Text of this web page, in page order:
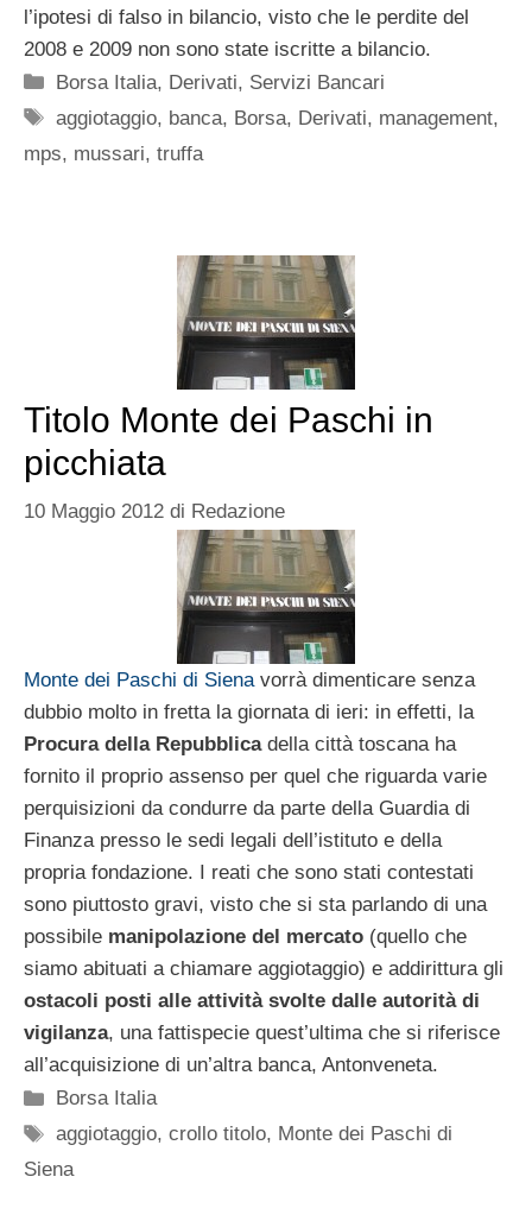
l’ipotesi di falso in bilancio, visto che le perdite del
2008 e 2009 non sono state iscritte a bilancio.
Categorie
Borsa Italia, Derivati, Servizi Bancari
Tag
aggiotaggio, banca, Borsa, Derivati, management,
mps, mussari, truffa
Titolo Monte dei Paschi in
picchiata
10 Maggio 2012 di Redazione
Monte dei Paschi di Sienavorrà dimenticare senza
dubbio molto in fretta la giornata di ieri: in effetti, la
Procura della Repubblicadella città toscana ha
fornito il proprio assenso per quel che riguarda varie
perquisizioni da condurre da parte della Guardia di
Finanza presso le sedi legali dell’istituto e della
propria fondazione. I reati che sono stati contestati
sono piuttosto gravi, visto che si sta parlando di una
possibile manipolazione del mercato (quello che
siamo abituati a chiamare aggiotaggio) e addirittura gli
ostacoli posti alle attività svolte dalle autorità di
vigilanza, una fattispecie quest’ultima che si riferisce
all’acquisizione di un’altra banca, Antonveneta.
Categorie
Borsa Italia
Tag
aggiotaggio,crollo titolo, Monte dei Paschi di
Siena